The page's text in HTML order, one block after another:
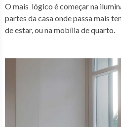
O mais lógico é começar na
partes da casa onde passa mais
de estar, ou na mobília de quarto.